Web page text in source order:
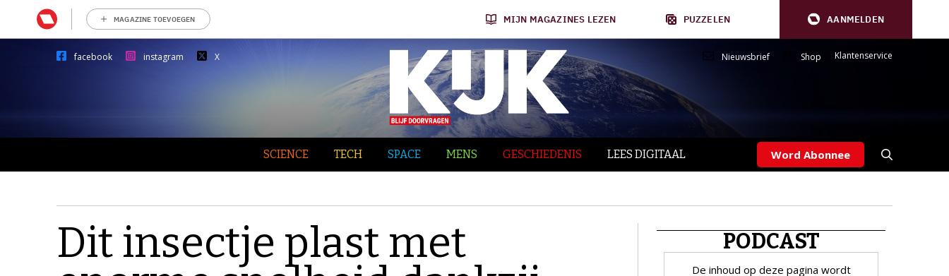
MAGAZINE TOEVOEGEN MIJN MAGAZINES LEZEN PUZZELEN AANMELDEN
facebook instagram X Nieuwsbrief Shop Klantenservice
SCIENCE TECH SPACE MENS GESCHIEDENIS LEES DIGITAAL Word Abonnee
Dit insectje plast met PODCAST
De inhoud op deze pagina wordt